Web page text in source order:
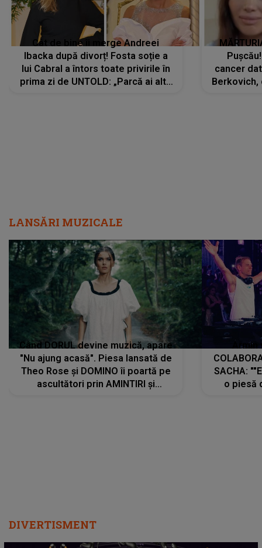
Cât de bine îi merge Andreei
Ibacka după divorț! Fosta soție a
lui Cabral a întors toate privirile în
prima zi de UNTOLD: „Parcă ai altă
cancer
Berkovich,
LANSĂRI MUZICALE
Când DORUL devine muzică, apare
"Nu ajung acasă". Piesa lansată de
Theo Rose și DOMINO îi poartă pe
ascultători prin AMINTIRI și
SACHA:
o piesă
DIVERTISMENT